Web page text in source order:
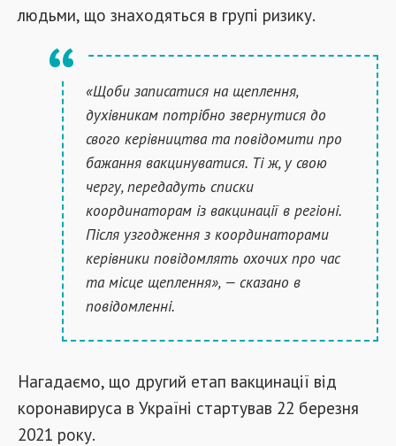
людьми, що знаходяться в групі ризику.
«Щоби записатися на щеплення,
духівникам потрібно звернутися до
свого керівництва та повідомити про
бажання вакцинуватися. Ті ж, у свою
чергу, передадуть списки
координаторам із вакцинації в регіоні.
Після узгодження з координаторами
керівники повідомлять охочих про час
та місце щеплення», — сказано в
повідомленні.
Нагадаємо, що другий етап вакцинації від
коронавируса в Україні стартував 22 березня
2021 року.